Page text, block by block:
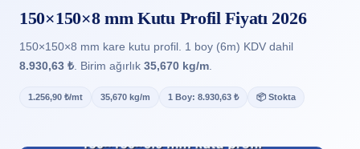
150×150×8 mm Kutu Profil Fiyatı 2026
150×150×8 mm kare kutu profil. 1 boy (6m) KDV dahil
8.930,63 ₺ . Birim ağırlık 35,670 kg/m
1.256,90 ₺/mt 35,670 kg/m 1 Boy: 8.930,63 ₺ 📦 Stokta